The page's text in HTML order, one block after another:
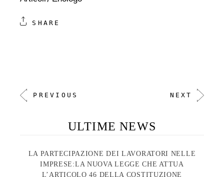
SHARE
PREVIOUS NEXT
ULTIME NEWS
LA PARTECIPAZIONE DEI LAVORATORI NELLE
IMPRESE:LA NUOVA LEGGE CHE ATTUA
L’ARTICOLO 46 DELLA COSTITUZIONE